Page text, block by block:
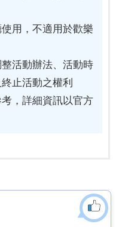
用，不適用於歡樂
活動辦法、活動時
止活動之權利
，詳細資訊以官方